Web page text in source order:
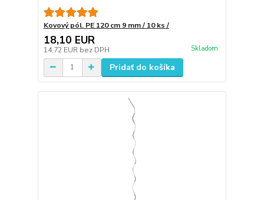
Kovový pól. PE 120 cm 9 mm / 10 ks /
18,10 EUR
14,72 EUR bez DPH Skladom
Pridať do košíka